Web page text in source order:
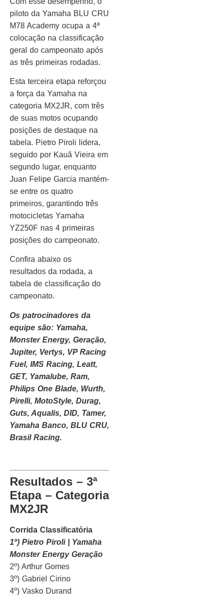
piloto da Yamaha BLU CRU
M78 Academy ocupa a 4ª
colocação na classificação
geral do campeonato após
as três primeiras rodadas.
Esta terceira etapa reforçou
a força da Yamaha na
categoria MX2JR, com três
de suas motos ocupando
posições de destaque na
tabela. Pietro Piroli lidera,
seguido por Kauã Vieira em
segundo lugar, enquanto
Juan Felipe Garcia mantém-
se entre os quatro
primeiros, garantindo três
motocicletas Yamaha
YZ250F nas 4 primeiras
posições do campeonato.
Confira abaixo os
resultados da rodada, a
tabela de classificação do
campeonato.
Os patrocinadores da
equipe são: Yamaha,
Monster Energy, Geração,
Jupiter, Vertys, VP Racing
Fuel, IMS Racing, Leatt,
GET, Yamalube, Ram,
Philips One Blade, Wurth,
Pirelli, MotoStyle, Durag,
Guts, Aqualis, DID, Tamer,
Yamaha Banco, BLU CRU,
Brasil Racing.
Resultados – 3ª
Etapa – Categoria
MX2JR
Corrida Classificatória
1º) Pietro Piroli | Yamaha
Monster Energy Geração
2º) Arthur Gomes
3º) Gabriel Cirino
4º) Vasko Durand